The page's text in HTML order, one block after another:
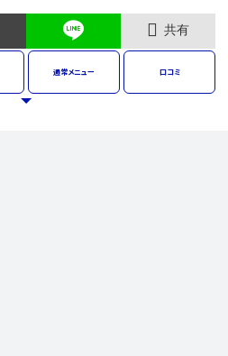
共有
通常メニュー 口コミ